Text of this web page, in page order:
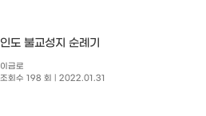
인도 불교성지 순례기
이금로
조회수 198 회
| 2022.01.31